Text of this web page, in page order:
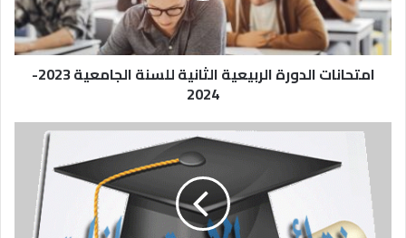
امتحانات الدورة الربيعية الثانية للسنة الجامعية 2023-
2024